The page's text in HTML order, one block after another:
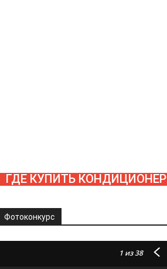
ГДЕ КУПИТЬ КОНДИЦИОНЕР
Фотоконкурс
1 из 38